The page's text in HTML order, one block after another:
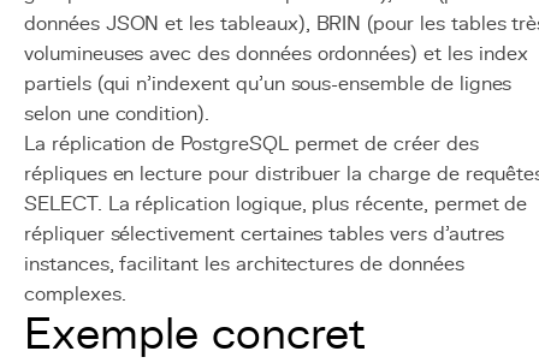
données JSON et les tableaux), BRIN (pour les tables
volumineuses avec des données ordonnées) et les index
partiels (qui n'indexent qu'un sous-ensemble de lignes
selon une condition).
La réplication de PostgreSQL permet de créer des
répliques en lecture pour distribuer la charge de
SELECT. La réplication logique, plus récente, permet de
répliquer sélectivement certaines tables vers d'autres
instances, facilitant les architectures de données
complexes.
Exemple concret